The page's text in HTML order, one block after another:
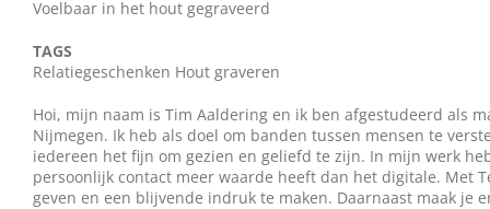
Voelbaar in het hout gegraveerd
TAGS
Relatiegeschenken Hout graveren
Hoi, mijn naam is Tim Aaldering en ik ben afgestudeerd als
Nijmegen. Ik heb als doel om banden tussen mensen te
iedereen het fijn om gezien en geliefd te zijn. In mijn werk
persoonlijk contact meer waarde heeft dan het digitale. Met
geven en een blijvende indruk te maken. Daarnaast maak je